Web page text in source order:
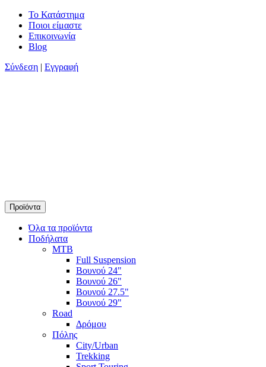
Skip
content
Το Κατάστημα
Ποιοι είμαστε
Επικοινωνία
Blog
Σύνδεση | Εγγραφή
Timamopoulos.gr
45 χρόνια πρώτοι στο ποδήλατο
Προϊόντα
Όλα τα προϊόντα
Ποδήλατα
MTB
Full Suspension
Βουνού 24"
Βουνού 26"
Βουνού 27.5"
Βουνού 29"
Road
Δρόμου
Πόλης
City/Urban
Trekking